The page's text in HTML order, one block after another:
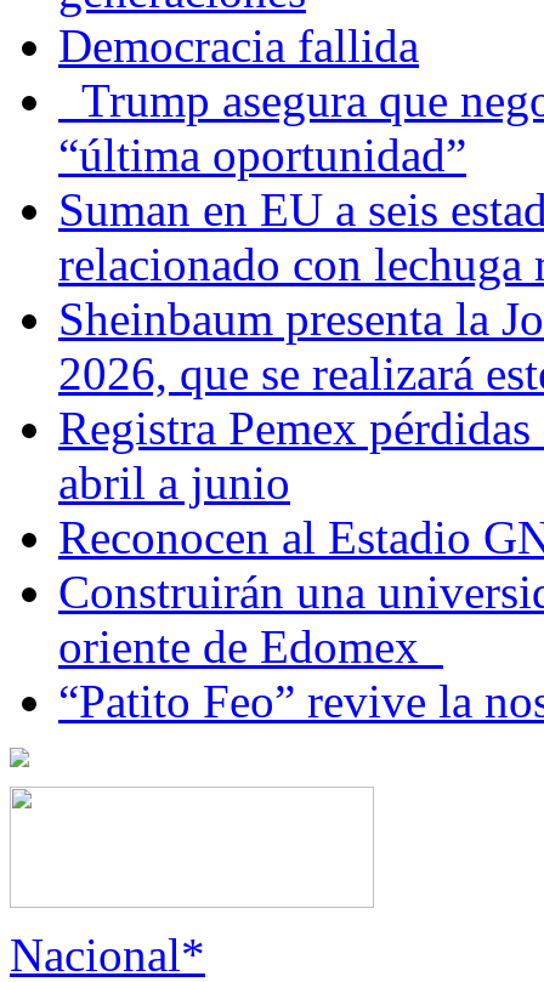
Democracia fallida
Trump asegura que
“última oportunidad”
Suman en EU a seis
relacionado con lechuga
Sheinbaum presenta la
2026, que se realizará
Registra Pemex
abril a junio
Reconocen al Estadio
Construirán una
oriente de Edomex
“Patito Feo” revive la
Nacional*